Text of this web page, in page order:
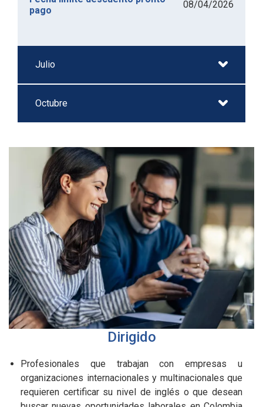
pago
08/04/2026
Julio
Octubre
Dirigido
Profesionales que trabajan con empresas u
organizaciones internacionales y multinacionales que
requieren certificar su nivel de inglés o que desean